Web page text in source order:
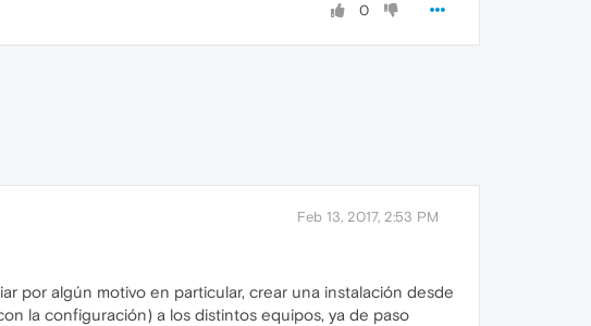
0
Feb 13, 2017, 2:53 PM
por algún motivo en particular, crear una instalación desde
la configuración) a los distintos equipos, ya de paso